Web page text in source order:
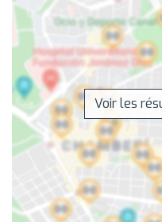
Voir les